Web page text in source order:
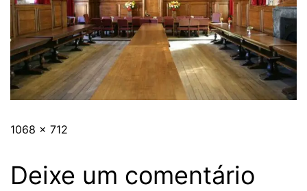
1068 × 712
Deixe um comentário